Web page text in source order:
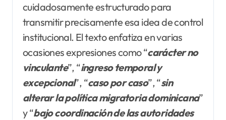
cuidadosamente estructurado para
transmitir precisamente esa idea de control
institucional. El texto enfatiza en varias
ocasiones expresiones como “carácter no
vinculante”, “ingreso temporal y
excepcional”, “caso porcaso”, “sin
alterar la política migratoriadominicana”
y “bajo coordinación de las autoridades